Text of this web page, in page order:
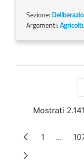
Sezione:
Argomenti:
Mostrati
Pagina
1 ...